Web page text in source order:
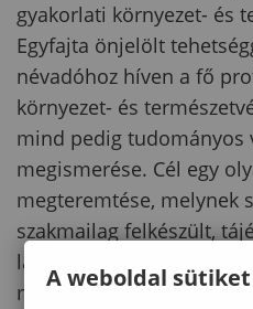
gyakorlati környezet- és
Egyfajta önjelölt
névadóhoz híven a fő
környezet- és
mind pedig tudományos
megismerése. Cél egy
megteremtése, melynek
szakmailag felkészült,
látókörű szakemberré
munkájuk során
A weboldal